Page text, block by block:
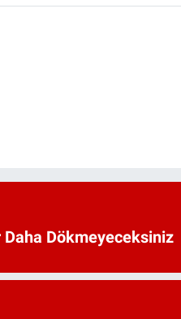
Daha Dökmeyeceksiniz